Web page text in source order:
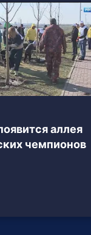
аллея
чемпионов